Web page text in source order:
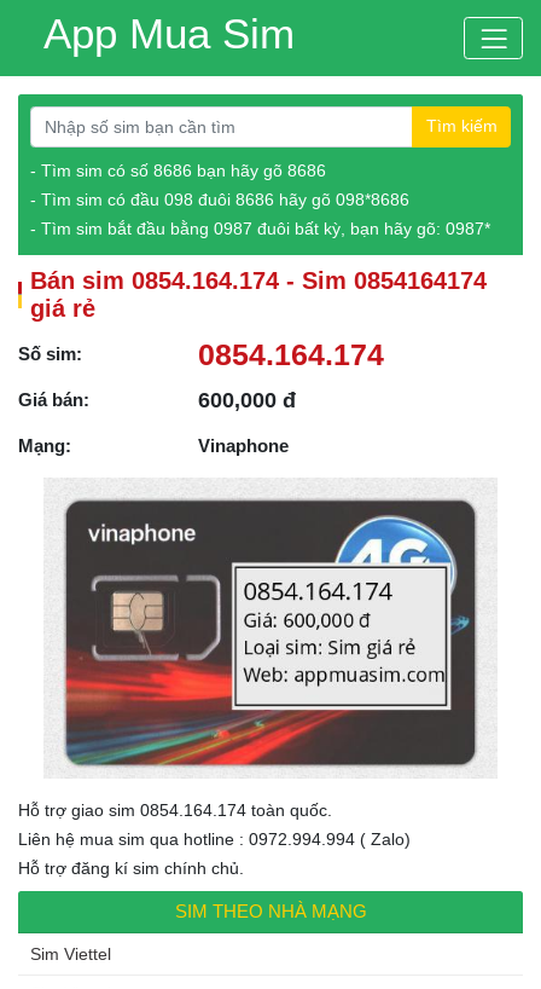
App Mua Sim
Tìm kiếm
- Tìm sim có số 8686 bạn hãy gõ 8686
- Tìm sim có đầu 098 đuôi 8686 hãy gõ 098*8686
- Tìm sim bắt đầu bằng 0987 đuôi bất kỳ, bạn hãy gõ: 0987*
Bán sim 0854.164.174 - Sim 0854164174
giá rẻ
Số sim: 0854.164.174
Giá bán: 600,000 đ
Mạng: Vinaphone
Hỗ trợ giao sim 0854.164.174 toàn quốc.
Liên hệ mua sim qua hotline : 0972.994.994 ( Zalo)
Hỗ trợ đăng kí sim chính chủ.
SIM THEO NHÀ MẠNG
Sim Viettel